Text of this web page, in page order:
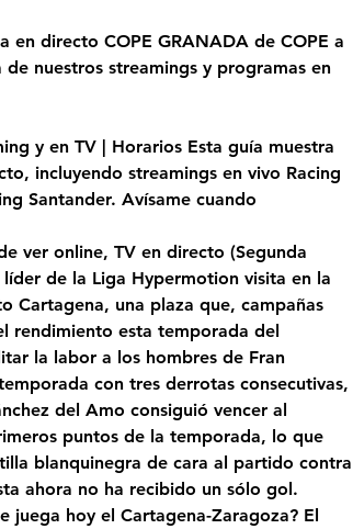
en directo COPE GRANADA de COPE a
nuestros streamings y programas en
y en TV | Horarios Esta guía muestra
incluyendo streamings en vivo Racing
Santander. Avísame cuando
ver online, TV en directo (Segunda
de la Liga Hypermotion visita en la
Cartagena, una plaza que, campañas
rendimiento esta temporada del
la labor a los hombres de Fran
con tres derrotas consecutivas,
del Amo consiguió vencer al
puntos de la temporada, lo que
blanquinegra de cara al partido contra
ahora no ha recibido un sólo gol.
juega hoy el Cartagena-Zaragoza? El